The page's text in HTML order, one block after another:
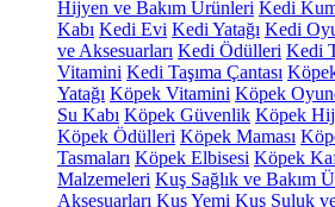
Hijyen ve Bakım Ürünleri Kedi
Kabı Kedi Evi Kedi Yatağı Kedi
ve Aksesuarları Kedi Ödülleri Kedi
Vitamini Kedi Taşıma Çantası
Yatağı Köpek Vitamini Köpek
Su Kabı Köpek Güvenlik Köpek
Köpek Ödülleri Köpek Maması
Tasmaları Köpek Elbisesi Köpek
Malzemeleri Kuş Sağlık ve Bakım
Aksesuarları Kuş Yemi Kuş Suluk